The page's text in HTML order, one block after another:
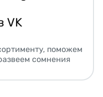
VK
поможем
сомнения